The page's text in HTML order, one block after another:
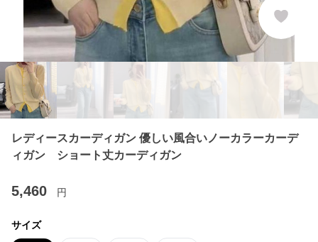
レディースカーディガン 優しい風合いノーカラーカーデ
ィガン ショート丈カーディガン
5,460 円
サイズ